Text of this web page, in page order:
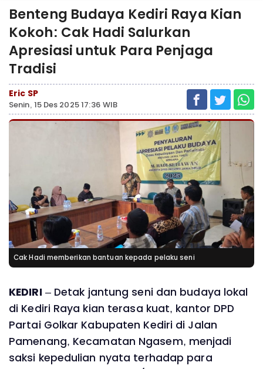
Benteng Budaya Kediri Raya Kian
Kokoh: Cak Hadi Salurkan
Apresiasi untuk Para Penjaga
Tradisi
Eric SP
Senin, 15 Des 2025 17:36 WIB
Cak Hadi memberikan bantuan kepada pelaku seni
KEDIRI – Detak jantung seni dan budaya lokal
di Kediri Raya kian terasa kuat, kantor DPD
Partai Golkar Kabupaten Kediri di Jalan
Pamenang, Kecamatan Ngasem, menjadi
saksi kepedulian nyata terhadap para